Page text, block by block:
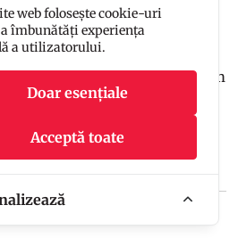
„one size”
vine din latinescul
„a fi de aceeași formă”. Am
de la o ținută adecvată, la
îi modelează pe elevi,
este, de fapt,
web folosește cookie-uri
îmbunătăți experiența
a utilizatorului.
Doar esențiale
Acceptă toate